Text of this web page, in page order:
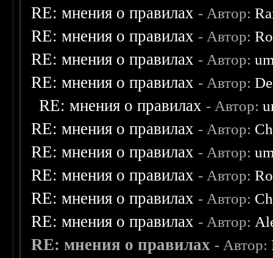
RE: мнения о правилах - Автор:
RE: мнения о правилах - Автор:
RE: мнения о правилах - Автор:
RE: мнения о правилах - Автор:
RE: мнения о правилах - Автор:
RE: мнения о правилах - Автор:
RE: мнения о правилах - Автор:
RE: мнения о правилах - Автор:
RE: мнения о правилах - Автор:
RE: мнения о правилах - Автор:
RE: мнения о правилах - Автор: